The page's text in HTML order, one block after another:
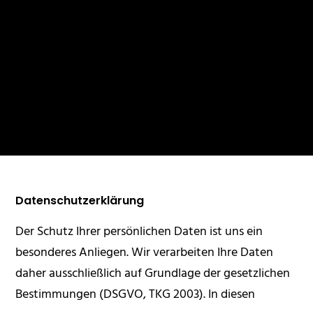
Datenschutzerklärung
Der Schutz Ihrer persönlichen Daten ist uns ein
besonderes Anliegen. Wir verarbeiten Ihre Daten
daher ausschließlich auf Grundlage der gesetzlichen
Bestimmungen (DSGVO, TKG 2003). In diesen